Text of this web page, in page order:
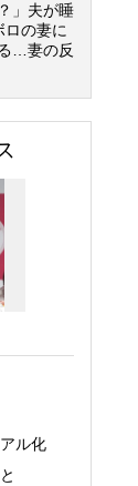
」夫が睡
ロの妻に
…妻の反
ル化